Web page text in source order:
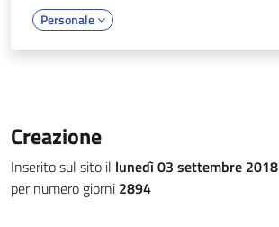
Personale
Creazione
Inserito sul sito il lunedì 03 settembre 2018
per numero giorni 2894